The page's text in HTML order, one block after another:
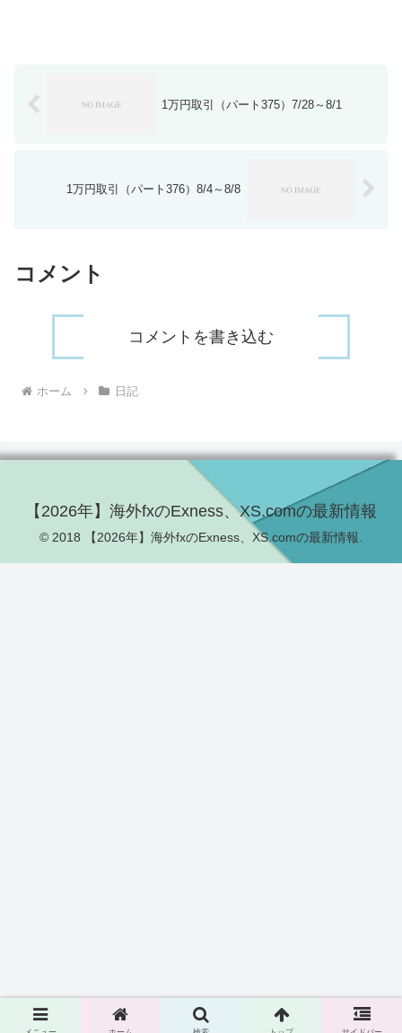
1万円取引（パート375）7/28～8/1
1万円取引（パート376）8/4～8/8
コメント
コメントを書き込む
ホーム 日記
【2026年】海外fxのExness、XS.comの最新情報
© 2018 【2026年】海外fxのExness、XS.comの最新情報.